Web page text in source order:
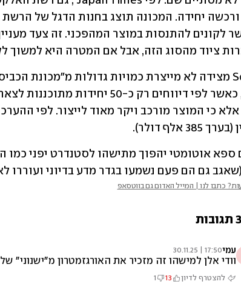
ציוד מהסוג הזה, אבל אם המטרה היא למשוך
385 אלף דולר).
גם הם פעם נשמעו בגדר מדע בדיוני ועוררו
כתבו לנו | המייל האדום גם בווטסאפ
תגובות
עמי17:50 | 30.11.25
וודי אלן למישהו זה מזכיר את האורגזמטרון מ״ישנוני״ של
להצטרף לדיון 13
1